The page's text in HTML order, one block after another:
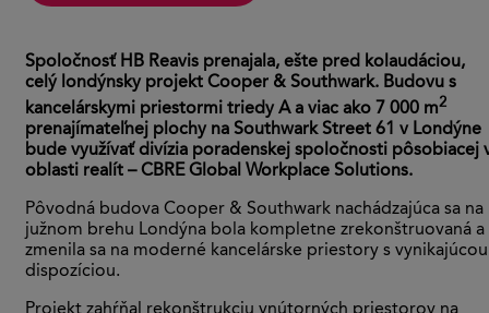
Spoločnosť HB Reavis prenajala, ešte pred kolaudáciou,
celý londýnsky projekt Cooper & Southwark. Budovu s
kancelárskymi priestormi triedy A a viac ako 7 000 m2
prenajímateľnej plochy na Southwark Street 61 v Londýne
bude využívať divízia poradenskej spoločnosti pôsobiacej
oblasti realít – CBRE Global Workplace Solutions.
Pôvodná budova Cooper & Southwark nachádzajúca sa na
južnom brehu Londýna bola kompletne zrekonštruovaná a
zmenila sa na moderné kancelárske priestory s vynikajúcou
dispozíciou.
Projekt zahŕňal rekonštrukciu vnútorných priestorov na